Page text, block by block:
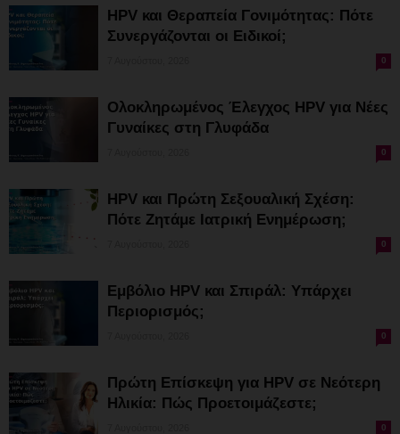
HPV και Θεραπεία Γονιμότητας: Πότε
Συνεργάζονται οι Ειδικοί;
0
Ολοκληρωμένος Έλεγχος HPV για Νέες
Γυναίκες στη Γλυφάδα
0
HPV και Πρώτη Σεξουαλική Σχέση:
Πότε Ζητάμε Ιατρική Ενημέρωση;
0
Εμβόλιο HPV και Σπιράλ: Υπάρχει
Περιορισμός;
0
Πρώτη Επίσκεψη για HPV σε Νεότερη
Ηλικία: Πώς Προετοιμάζεστε;
0